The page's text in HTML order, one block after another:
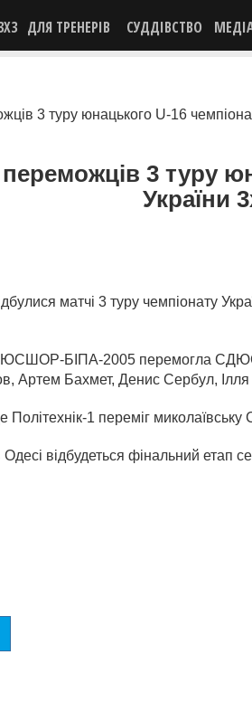
ДЛЯ ТРЕНЕРІВ СУДДІВСТВО
3 туру
України
матчі 3 туру чемпіонату
БІПА-2005 перемогла
Артем Бахмет, Денис Сербул,
Політехнік-1 переміг
відбудеться фінальний етап